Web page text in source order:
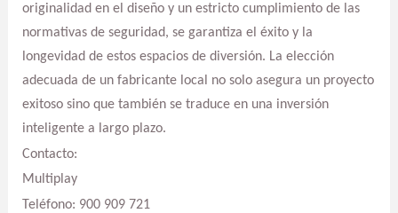
originalidad en el diseño y un estricto cumplimiento de las
normativas de seguridad, se garantiza el éxito y la
longevidad de estos espacios de diversión. La elección
adecuada de un fabricante local no solo asegura un proyecto
exitoso sino que también se traduce en una inversión
inteligente a largo plazo.
Contacto:
Multiplay
Teléfono: 900 909 721